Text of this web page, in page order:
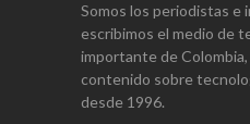
Somos los periodistas e
escribimos el medio de
importante de
contenido sobre
desde 1996.